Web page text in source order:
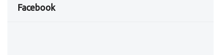
Facebook